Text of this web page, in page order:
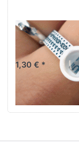
Multisizer
Ringmaß
1,30 € *